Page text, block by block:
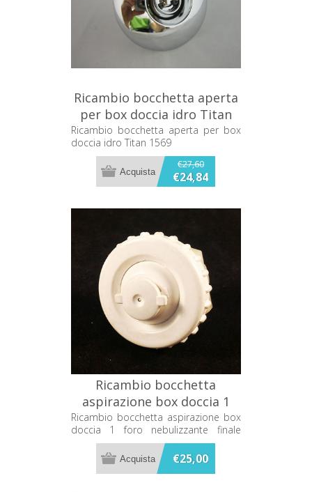
Ricambio bocchetta aperta
per box doccia idro Titan
1569
Ricambio bocchetta aperta per box
doccia idro Titan 1569
€27,60
€24,84
Ricambio bocchetta
aspirazione box doccia 1
foro nebulizzante finale
Vitaviva 498794
Ricambio bocchetta aspirazione box
doccia 1 foro nebulizzante finale
Vitaviva 498794
€25,00